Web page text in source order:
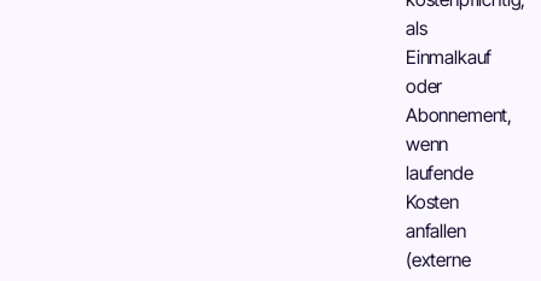
als
Einmalkauf
oder
Abonnement,
wenn
laufende
Kosten
anfallen
(externe